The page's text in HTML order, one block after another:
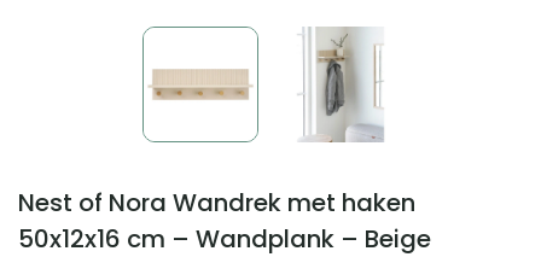
Nest of Nora Wandrek met haken
50x12x16 cm – Wandplank – Beige